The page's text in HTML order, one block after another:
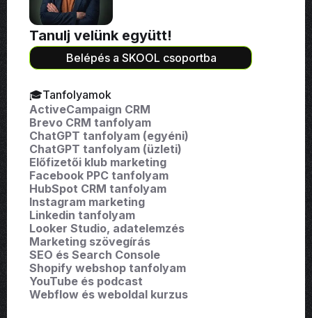
Tanulj velünk együtt!
Belépés a SKOOL csoportba
🎓Tanfolyamok
ActiveCampaign CRM
Brevo CRM tanfolyam
ChatGPT tanfolyam (egyéni)
ChatGPT tanfolyam (üzleti)
Előfizetői klub marketing
Facebook PPC tanfolyam
HubSpot CRM tanfolyam
Instagram marketing
Linkedin tanfolyam
Looker Studio, adatelemzés
Marketing szövegírás
SEO és Search Console
Shopify webshop tanfolyam
YouTube és podcast
Webflow és weboldal kurzus